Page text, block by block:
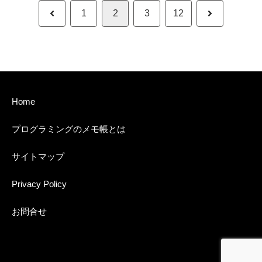
前 1 2 3 12 次
Home
プログラミングのメモ帳とは
サイトマップ
Privacy Policy
お問合せ